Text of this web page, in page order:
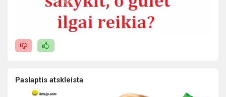
Paslaptis atskleista